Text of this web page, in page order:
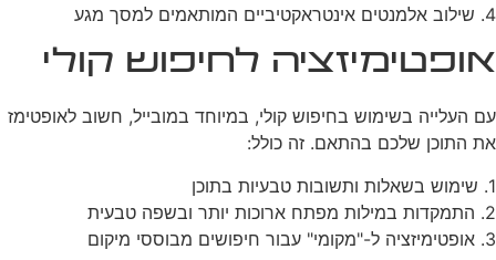
4. שילוב אלמנטים אינטראקטיביים המותאמים למסך מגע
אופטימיזציה לחיפוש קולי
עם העלייה בשימוש בחיפוש קולי, במיוחד במובייל, חשוב לאופטימז
את התוכן שלכם בהתאם. זה כולל:
1. שימוש בשאלות ותשובות טבעיות בתוכן
2. התמקדות במילות מפתח ארוכות יותר ובשפה טבעית
3. אופטימיזציה ל-"מקומי" עבור חיפושים מבוססי מיקום